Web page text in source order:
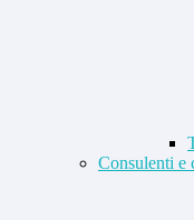
Consulenti e